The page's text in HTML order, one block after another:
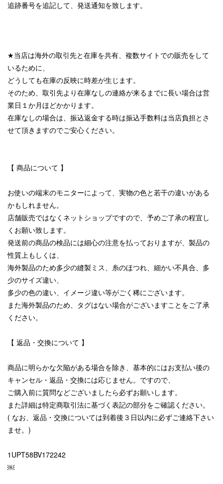
追跡番号を追記して、発送通知を致します。
★当店は海外の取引先と在庫を共有、複数サイトでの販売をして
いるために、
どうしても在庫の反映に時差が生じます。
そのため、取引先より在庫なしの連絡が来るまでに長い場合は営
業日１か月ほどかかります。
在庫なしの場合は、振込返金する時は振込手数料は当店負担とさ
せて頂きますのでご安心ください。
【 商品について 】
お使いの端末のモニターによって、実物の色と若干の違いがある
かもしれません。
店舗販売ではなくネットショップですので、予めご了承の程宜し
くお願い致します。
発送前の商品の検品には細心の注意を払っておりますが、製品の
性質上もしくは、
海外製品のため多少の縫製ミス、糸のほつれ、細かい不具合、多
少のサイズ違い、
多少の色の違い、イメージ違い等がごく稀にございます。
また海外製品のため、タグはない場合がございますことをご了承
ください。
【 返品・交換について 】
商品に明らかな欠陥がある場合を除き、基本的にはお支払い後の
キャンセル・返品・交換には応じません。ですので、
ご購入前に質問などございましたら必ずお願いします。
また詳細は特定商取引法に基づく表記の部分をご確認ください。
( なお、返品・交換については到着後３日以内に必ずご連絡下さい
ませ。)
1UPT58BV172242
￼